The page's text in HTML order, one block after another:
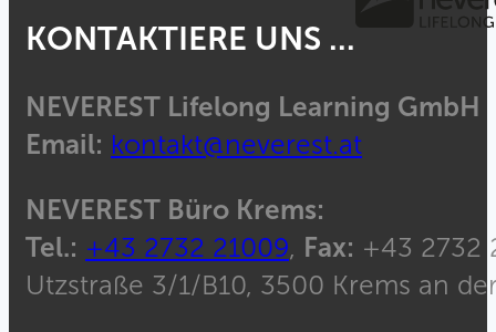
KONTAKTIERE UNS ...
NEVEREST Lifelong Learning GmbH
Email: kontakt@neverest.at
NEVEREST Büro Krems:
Tel.: +43 2732 21009, Fax: +43 2732
Utzstraße 3/1/B10, 3500 Krems an